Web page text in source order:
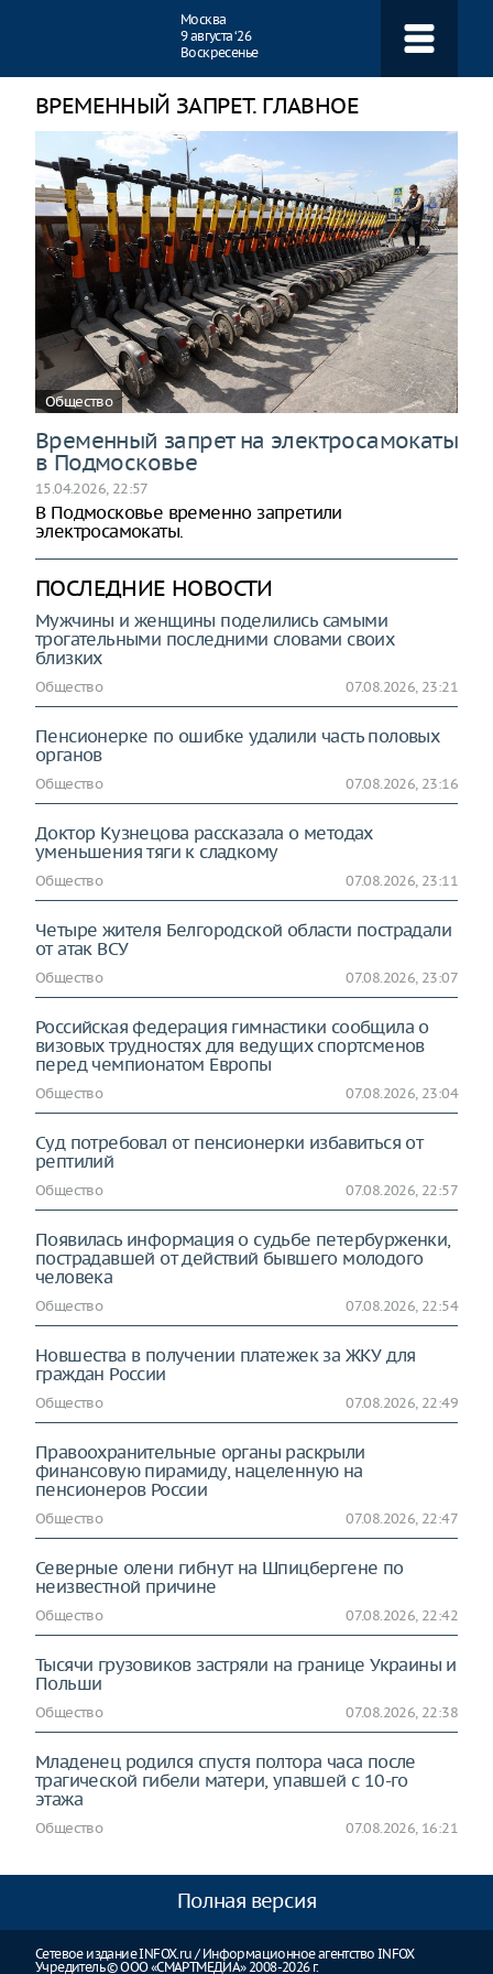
Москва
9 августа ‘26
Воскресенье
ВРЕМЕННЫЙ ЗАПРЕТ. ГЛАВНОЕ
Общество
Временный запрет на электросамокаты
в Подмосковье
15.04.2026, 22:57
В Подмосковье временно запретили
электросамокаты.
ПОСЛЕДНИЕ НОВОСТИ
Мужчины и женщины поделились самыми
трогательными последними словами своих
близких
Общество 07.08.2026, 23:21
Пенсионерке по ошибке удалили часть половых
органов
Общество 07.08.2026, 23:16
Доктор Кузнецова рассказала о методах
уменьшения тяги к сладкому
Общество 07.08.2026, 23:11
Четыре жителя Белгородской области пострадали
от атак ВСУ
Общество 07.08.2026, 23:07
Российская федерация гимнастики сообщила о
визовых трудностях для ведущих спортсменов
перед чемпионатом Европы
Общество 07.08.2026, 23:04
Суд потребовал от пенсионерки избавиться от
рептилий
Общество 07.08.2026, 22:57
Появилась информация о судьбе петербурженки,
пострадавшей от действий бывшего молодого
человека
Общество 07.08.2026, 22:54
Новшества в получении платежек за ЖКУ для
граждан России
Общество 07.08.2026, 22:49
Правоохранительные органы раскрыли
финансовую пирамиду, нацеленную на
пенсионеров России
Общество 07.08.2026, 22:47
Северные олени гибнут на Шпицбергене по
неизвестной причине
Общество 07.08.2026, 22:42
Тысячи грузовиков застряли на границе Украины и
Польши
Общество 07.08.2026, 22:38
Младенец родился спустя полтора часа после
трагической гибели матери, упавшей с 10-го
этажа
Общество 07.08.2026, 16:21
Полная версия
Сетевое издание INFOX.ru / Информационное агентство INFOX
Учредитель © ООО «СМАРТМЕДИА» 2008-2026 г.